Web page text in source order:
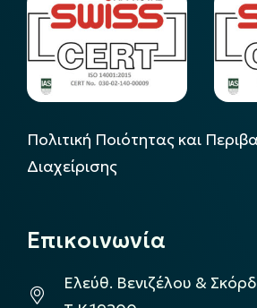
Πολιτική Ποιότητας και
Διαχείρισης
Επικοινωνία
Ελεύθ. Βενιζέλου &